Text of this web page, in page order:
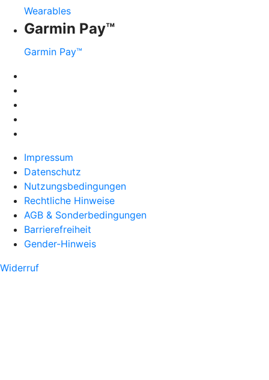
Wearables
Garmin Pay™
Garmin Pay™
Impressum
Datenschutz
Nutzungsbedingungen
Rechtliche Hinweise
AGB & Sonderbedingungen
Barrierefreiheit
Gender-Hinweis
Widerruf